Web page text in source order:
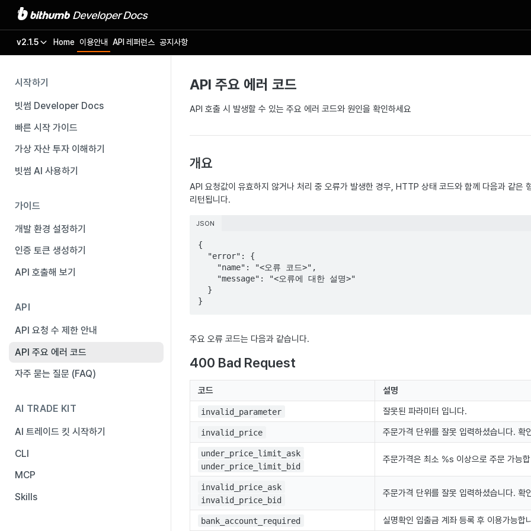
v2.1.5 Home 이용안내 API 레퍼런스 공지사항
시작하기
빗썸 Developer Docs
빠른 시작 가이드
가상 자산 투자 이해하기
빗썸 AI 사용하기
가이드
개발 환경 설정하기
인증 토큰 생성하기
API 호출해 보기
API
API 요청 수 제한 안내
API 주요 에러 코드
자주 묻는 질문 (FAQ)
AI TRADE KIT
AI 트레이드 킷 시작하기
CLI
MCP
Skills
API 주요 에러 코드
API 호출 시 발생할 수 있는 주요 에러 코드와 원인을 확인하세요
개요
API 요청값이 유효하지 않거나 처리 중 오류가 발생한 경우, HTTP 상태 코드와 함께 다음과 같은
리턴됩니다.
JSON
{
}
주요 오류 코드는 다음과 같습니다.
400 Bad Request
코드 설명
invalid_parameter 잘못된 파라미터 입니다.
invalid_price 주문가격 단위를 잘못 입력하셨습니다. 확
under_price_limit_ask
under_price_limit_bid
주문가격은 최소 %s 이상으로 주문 가능
invalid_price_ask
invalid_price_bid
주문가격 단위를 잘못 입력하셨습니다. 확
bank_account_required 실명확인 입출금 계좌 등록 후 이용가능합